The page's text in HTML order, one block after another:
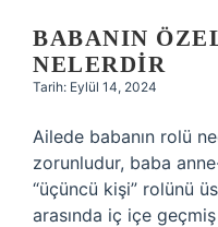
BABANIN
NELERDIR
Tarih: Eylül 14, 2024
Ailede babanın rolü
zorunludur, baba
“üçüncü kişi” rolünü
arasında iç içe